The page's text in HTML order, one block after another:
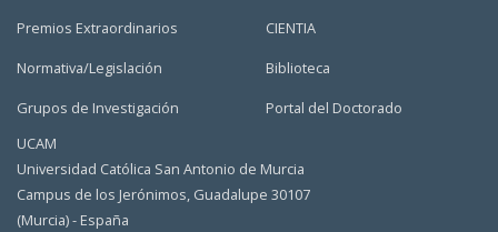
Premios Extraordinarios
Normativa/Legislación
Grupos de Investigación
CIENTIA
Biblioteca
Portal del Doctorado
UCAM
Universidad Católica San Antonio de Murcia
Campus de los Jerónimos, Guadalupe 30107
(Murcia) - España